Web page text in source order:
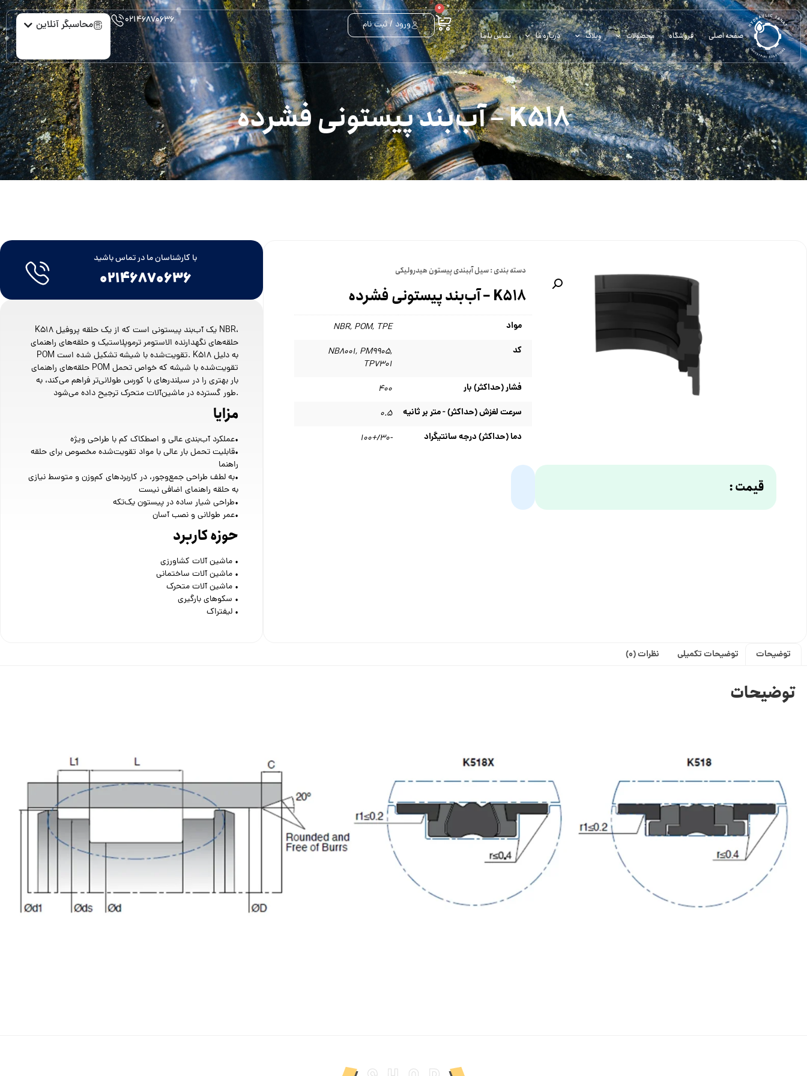
صفحه اصلی فروشگاه محصولات وبلاگ درباره ما تماس با ما
0
ورود / ثبت نام ۰۲۱۴۶۸۷۰۶۳۶ محاسبگر آنلاین
K518 – آب‌بند پیستونی فشرده
دسته بندی :سیل آببندی پیستون هیدرولیکی
K518 – آب‌بند پیستونی فشرده
مواد NBR, POM, TPE
کد NB8001, PM9905,
TP7301
فشار (حداکثر) بار ۴۰۰
سرعت لغزش (حداکثر) - متر بر ثانیه ۰.۵
دما (حداکثر) درجه سانتیگراد -30/+100
قیمت :
با کارشناسان ما در تماس باشید
۰۲۱۴۶۸۷۰۶۳۶
K518 یک آب‌بند پیستونی است که از یک حلقه پروفیل NBR،
حلقه‌های نگهدارنده الاستومر ترموپلاستیک و حلقه‌های راهنمای
POM تقویت‌شده با شیشه تشکیل شده است. K518 به دلیل
حلقه‌های راهنمای POM تقویت‌شده با شیشه که خواص تحمل
بار بهتری را در سیلندرهای با کورس طولانی‌تر فراهم می‌کند، به
طور گسترده در ماشین‌آلات متحرک ترجیح داده می‌شود.
مزایا
•عملکرد آب‌بندی عالی و اصطکاک کم با طراحی ویژه
•قابلیت تحمل بار عالی با مواد تقویت‌شده مخصوص برای حلقه
راهنما
•به لطف طراحی جمع‌وجور، در کاربردهای کم‌وزن و متوسط ​​نیازی
به حلقه راهنمای اضافی نیست
•طراحی شیار ساده در پیستون یک‌تکه
•عمر طولانی و نصب آسان
حوزه کاربرد
• ماشین آلات کشاورزی
• ماشین آلات ساختمانی
• ماشین آلات متحرک
• سکوهای بارگیری
• لیفتراک
توضیحات توضیحات تکمیلی نظرات (0)
توضیحات